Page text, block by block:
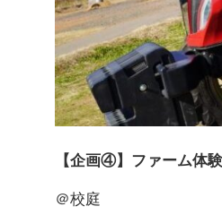
【企画④】ファーム体
＠校庭